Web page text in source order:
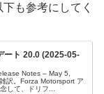
も参考にしてく
ート 20.0 (2025-05-
Notes – May 5,
訳。Forza Motorsport ア
して、ドリフ...